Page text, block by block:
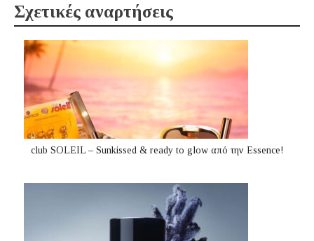
Σχετικές αναρτήσεις
club SOLEIL – Sunkissed & ready to glow από την Essence!